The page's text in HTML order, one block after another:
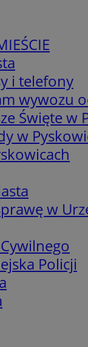
i telefony
wywozu
Święte w
w
w
Policji